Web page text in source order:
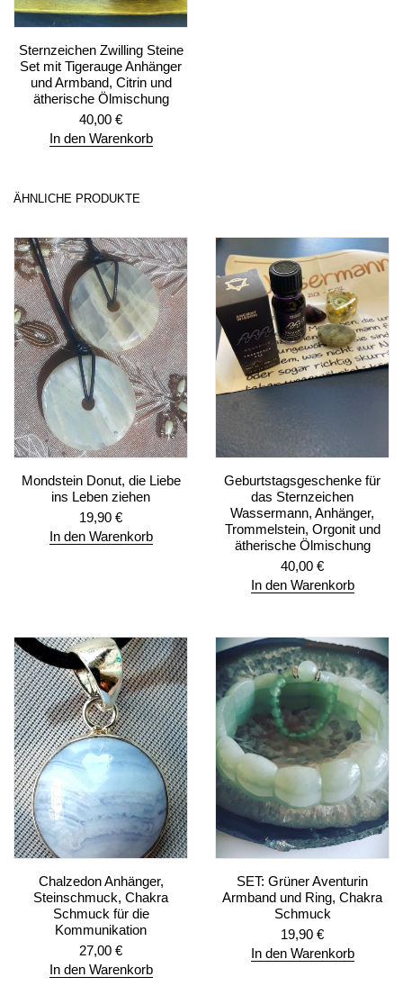
Sternzeichen Zwilling Steine
Set mit Tigerauge Anhänger
und Armband, Citrin und
ätherische Ölmischung
40,00 €
In den Warenkorb
ÄHNLICHE PRODUKTE
Mondstein Donut, die Liebe
ins Leben ziehen
19,90 €
In den Warenkorb
Geburtstagsgeschenke für
das Sternzeichen
Wassermann, Anhänger,
Trommelstein, Orgonit und
ätherische Ölmischung
40,00 €
In den Warenkorb
Chalzedon Anhänger,
Steinschmuck, Chakra
Schmuck für die
Kommunikation
27,00 €
In den Warenkorb
SET: Grüner Aventurin
Armband und Ring, Chakra
Schmuck
19,90 €
In den Warenkorb